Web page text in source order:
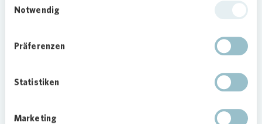
Notwendig
Präferenzen
Statistiken
Marketing
unserem Know-how aus Digitalisierung, Ramp-
Wärmepumpen-Cube serienreif – und leisten so
einen wichtigen Beitrag zur Wärmewende im